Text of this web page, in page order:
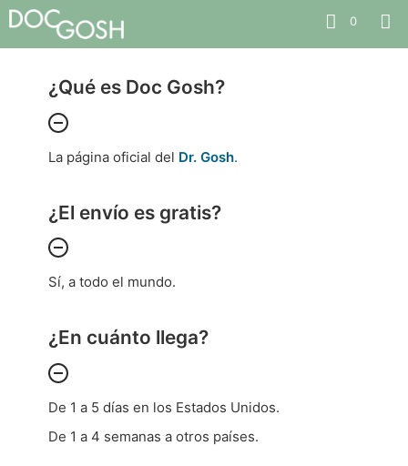
0
¿Qué es Doc Gosh?
La página oficial del Dr. Gosh.
¿El envío es gratis?
Sí, a todo el mundo.
¿En cuánto llega?
De 1 a 5 días en los Estados Unidos.
De 1 a 4 semanas a otros países.